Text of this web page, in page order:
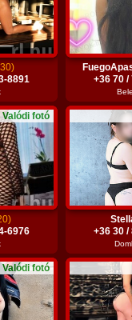
8891
+36 70 /
Valódi fotó
6976
+36 30 /
Valódi fotó